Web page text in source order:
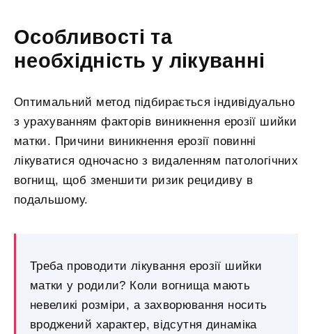
Особливості та
необхідність у лікуванні
Оптимальний метод підбирається індивідуально
з урахуванням факторів виникнення ерозії шийки
матки. Причини виникнення ерозії повинні
лікуватися одночасно з видаленням патологічних
вогнищ, щоб зменшити ризик рецидиву в
подальшому.
Треба проводити лікування ерозії шийки
матки у родили? Коли вогнища мають
невеликі розміри, а захворювання носить
вроджений характер, відсутня динаміка